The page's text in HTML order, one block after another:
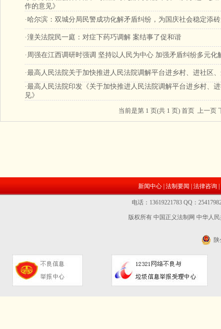
作的意见》
· 哈尔滨：双城分局民警成功化解矛盾纠纷，为国庆社会稳定添
·潼关法院民一庭：对症下药巧调解 案结事了促和谐
· 周强在江西调研时强调 坚持以人民为中心 加强矛盾纠纷多元化
·最高人民法院关于加快推进人民法院调解平台进乡村、进社区
·最高人民法院印发《关于加快推进人民法院调解平台进乡村、
见》
当前是第 1 页(共 1 页) 首页 上一页
新闻中心 法制要闻 法律咨询
电话：13619221783 QQ：
版权所有 中国正义法制网中华人